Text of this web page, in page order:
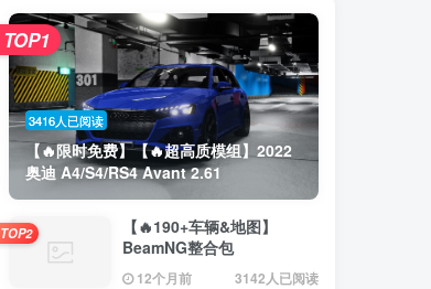
3416人已阅读
【🔥限时免费】【🔥超高质模组】2022
奥迪 A4/S4/RS4 Avant 2.61
TOP1
【🔥190+车辆&地图】
BeamNG整合包
12个月前 3142人已阅读
TOP2